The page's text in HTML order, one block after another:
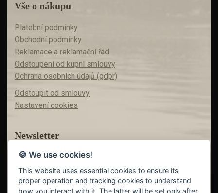
Vše o nákupu
Platební podmínky
Obchodní podmínky
Reklamace a reklamační řád
Odstoupení od kupní smlouvy
Ochrana osobních údajů (gdpr)
Odstoupit od smlouvy
Nastavení cookies
Newsletter
Máte zájem o akční nabídky?
Teď už vám nic neunikne!
🍪 We use cookies!
This website uses essential cookies to ensure its
proper operation and tracking cookies to understand
how you interact with it. The latter will be set only after